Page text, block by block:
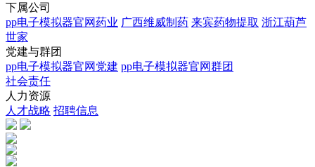
下属公司
pp电子模拟器官网药业 广西维威制药 来宾药物提取 浙江葫芦
世家
党建与群团
pp电子模拟器官网党建 pp电子模拟器官网群团
社会责任
人力资源
人才战略 招聘信息